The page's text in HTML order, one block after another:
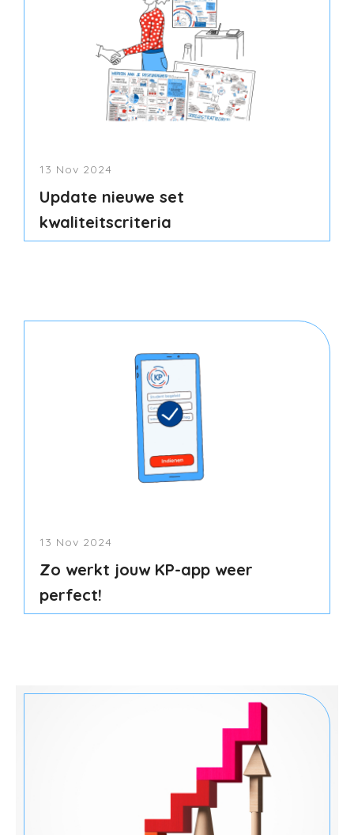
13 Nov 2024
Update nieuwe set
kwaliteitscriteria
13 Nov 2024
Zo werkt jouw KP-app weer
perfect!